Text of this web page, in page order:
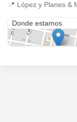
📍 López y Planes &
Donde estamos